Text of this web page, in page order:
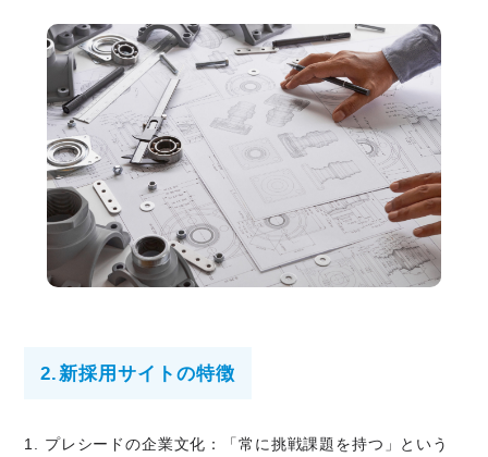
2. 新採用サイトの特徴
1. プレシードの企業文化：「常に挑戦課題を持つ」という